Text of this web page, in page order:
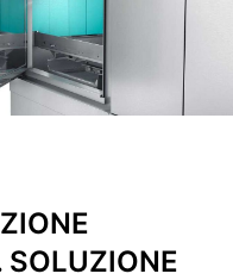
SOLUZIONE